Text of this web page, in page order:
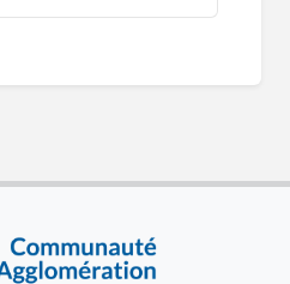
Partager sur Facebook
Partager sur X
Épingler sur Pinterest
Imprimer